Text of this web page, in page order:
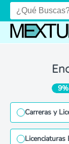
9%
Carreras y
Licenciaturas